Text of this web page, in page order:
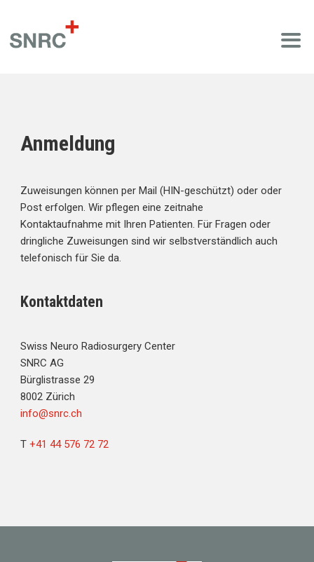
Anmeldung
Zuweisungen können per Mail (HIN-geschützt) oder oder
Post erfolgen. Wir pflegen eine zeitnahe
Kontaktaufnahme mit Ihren Patienten. Für Fragen oder
dringliche Zuweisungen sind wir selbstverständlich auch
telefonisch für Sie da.
Kontaktdaten
Swiss Neuro Radiosurgery Center
SNRC AG
Bürglistrasse 29
8002 Zürich
info@snrc.ch
T +41 44 576 72 72